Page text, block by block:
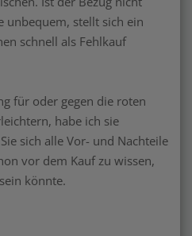
unbequem, stellt sich ein
schnell als Fehlkauf
für oder gegen die roten
habe ich sie
sich alle Vor- und Nachteile
vor dem Kauf zu wissen,
könnte.